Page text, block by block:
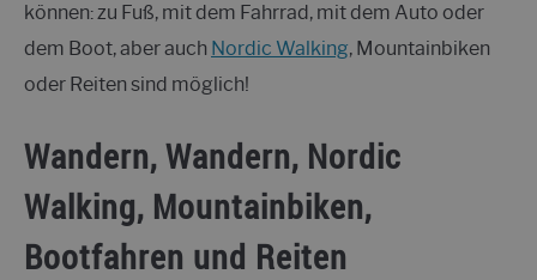
können: zu Fuß, mit dem Fahrrad, mit dem Auto oder
dem Boot, aber auch Nordic Walking, Mountainbiken
oder Reiten sind möglich!
Wandern, Wandern, Nordic
Walking, Mountainbiken,
Bootfahren und Reiten